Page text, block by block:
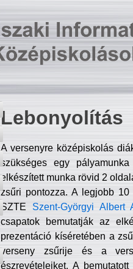
Lebonyolítás
A versenyre középiskolás
szükséges egy
elkészített munka rövid 2
zsűri pontozza. A legjobb
SZTE Szent-Györgyi Albert
csapatok bemutatják az
prezentáció kíséretében a
verseny zsűrije és a
észrevételeiket. A